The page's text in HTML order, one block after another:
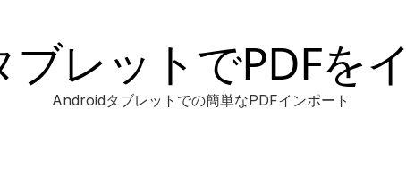
レットでPDFを
Androidタブレットでの簡単なPDFインポート